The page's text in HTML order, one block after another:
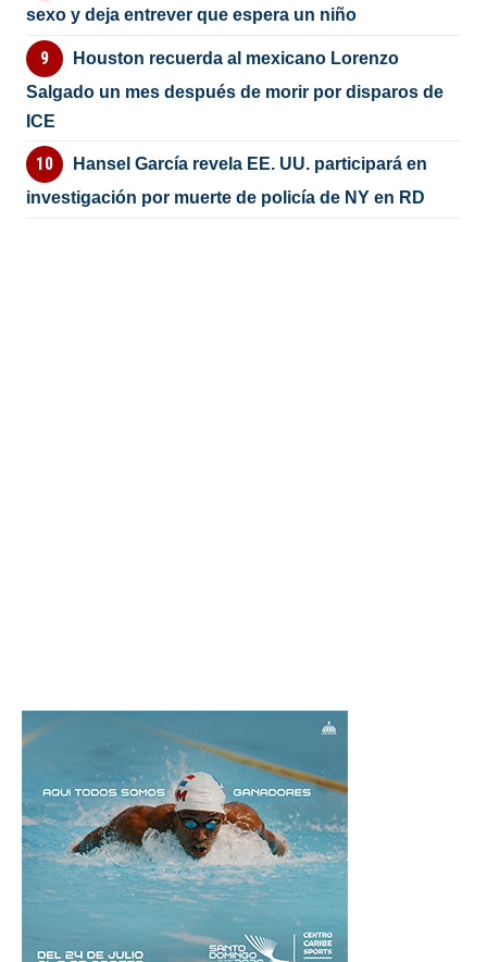
sexo y deja entrever que espera un niño
Houston recuerda al mexicano Lorenzo
Salgado un mes después de morir por disparos de
ICE
Hansel García revela EE. UU. participará en
investigación por muerte de policía de NY en RD